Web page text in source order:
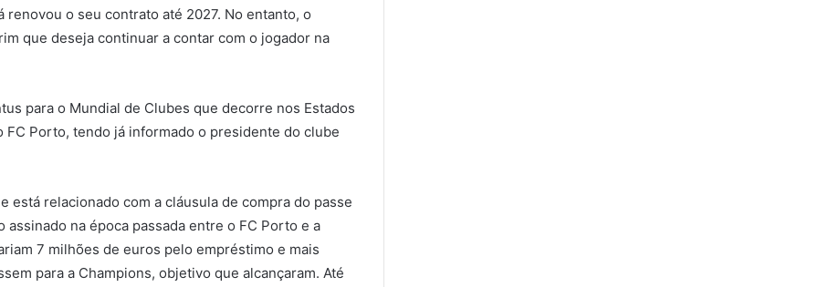
o seu contrato até 2027. No entanto, o
que deseja continuar a contar com o jogador na
para o Mundial de Clubes que decorre nos Estados
Porto, tendo já informado o presidente do clube
relacionado com a cláusula de compra do passe
na época passada entre o FC Porto e a
7 milhões de euros pelo empréstimo e mais
para a Champions, objetivo que alcançaram. Até